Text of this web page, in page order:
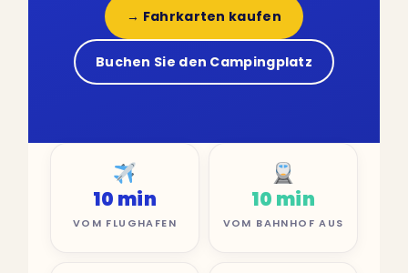
→ Fahrkarten kaufen
Buchen Sie den Campingplatz
10 min
VOM FLUGHAFEN
10 min
VOM BAHNHOF AUS